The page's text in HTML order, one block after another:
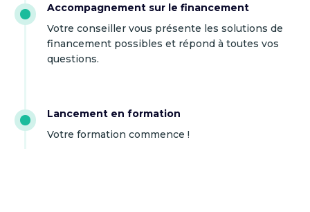
Accompagnement sur le financement
Votre conseiller vous présente les solutions de
financement possibles et répond à toutes vos
questions.
Lancement en formation
Votre formation commence !